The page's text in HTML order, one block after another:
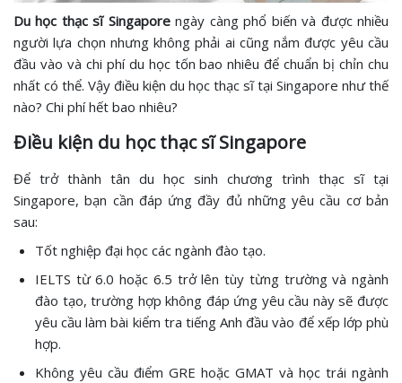
Du học thạc sĩ Singaporengày càng phổ biến và được nhiều
người lựa chọn nhưng không phải ai cũng nắm được yêu cầu
đầu vào và chi phí du học tốn bao nhiêu để chuẩn bị chỉn chu
nhất có thể. Vậy điều kiện du học thạc sĩ tại Singapore như thế
nào? Chi phí hết bao nhiêu?
Điều kiện du học thạc sĩ Singapore
Để trở thành tân du học sinh chương trình thạc sĩ tại
Singapore, bạn cần đáp ứng đầy đủ những yêu cầu cơ bản
sau:
Tốt nghiệp đại học các ngành đào tạo.
IELTS từ 6.0 hoặc 6.5 trở lên tùy từng trường và ngành
đào tạo, trường hợp không đáp ứng yêu cầu này sẽ được
yêu cầu làm bài kiểm tra tiếng Anh đầu vào để xếp lớp phù
hợp.
Không yêu cầu điểm GRE hoặc GMAT và học trái ngành